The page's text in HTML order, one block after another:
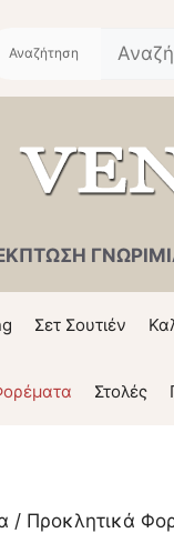
Σετ Σουτιέν
Στολές
/ Προκλητικά